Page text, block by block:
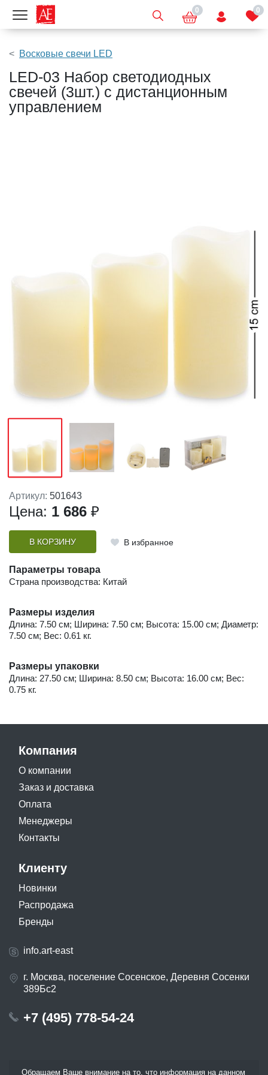
Показать меню 0 0
Восковые свечи LED
LED-03 Набор светодиодных
свечей (3шт.) с дистанционным
управлением
Артикул: 501643
Цена: 1 686 ₽
В КОРЗИНУ В избранное
Параметры товара
Страна производства: Китай
Размеры изделия
Длина: 7.50 см; Ширина: 7.50 см; Высота: 15.00 см; Диаметр:
7.50 см; Вес: 0.61 кг.
Размеры упаковки
Длина: 27.50 см; Ширина: 8.50 см; Высота: 16.00 см; Вес:
0.75 кг.
Компания
О компании
Заказ и доставка
Оплата
Менеджеры
Контакты
Клиенту
Новинки
Распродажа
Бренды
info.art-east
г. Москва, поселение Сосенское, Деревня Сосенки
389Бс2
+7 (495) 778-54-24
Обращаем Ваше внимание на то, что информация на данном